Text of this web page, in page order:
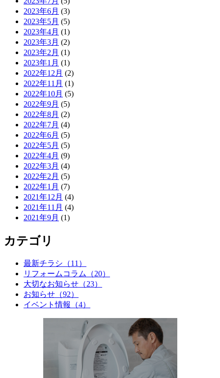
2023年6月 (3)
2023年5月 (5)
2023年4月 (1)
2023年3月 (2)
2023年2月 (1)
2023年1月 (1)
2022年12月 (2)
2022年11月 (1)
2022年10月 (5)
2022年9月 (5)
2022年8月 (2)
2022年7月 (4)
2022年6月 (5)
2022年5月 (5)
2022年4月 (9)
2022年3月 (4)
2022年2月 (5)
2022年1月 (7)
2021年12月 (4)
2021年11月 (4)
2021年9月 (1)
カテゴリ
最新チラシ（11）
リフォームコラム（20）
大切なお知らせ（23）
お知らせ（92）
イベント情報（4）